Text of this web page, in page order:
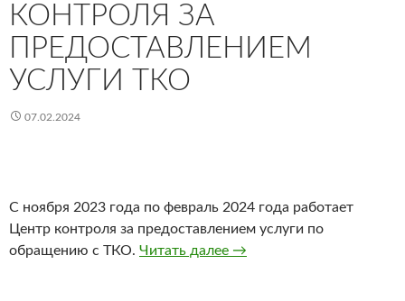
КОНТРОЛЯ ЗА
ПРЕДОСТАВЛЕНИЕМ
УСЛУГИ ТКО
07.02.2024
С ноября 2023 года по февраль 2024 года работает
Центр контроля за предоставлением услуги по
обращению с ТКО. Читать далее Работает центр
→